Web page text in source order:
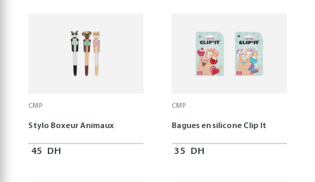
CMP
Stylo Boxeur Animaux
45 DH
CMP
Bagues en silicone Clip It
35 DH